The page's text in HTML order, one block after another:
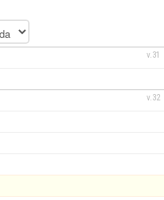
v.31
v.32